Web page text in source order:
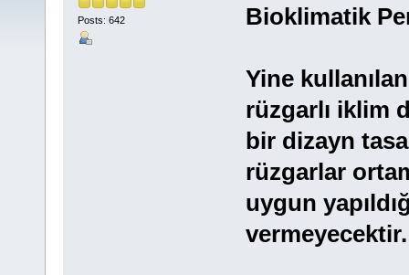
Posts: 642 Bioklimatik
Yine
rüzgarlı iklim
bir dizayn
rüzgarlar
uygun
vermeyecektir.